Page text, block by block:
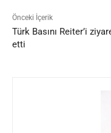
Önceki İçerik
Türk Basını Reiter’i
etti